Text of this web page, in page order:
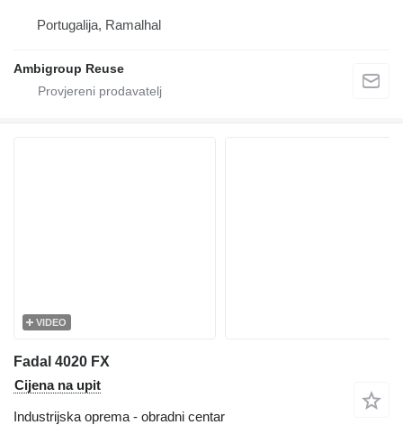
Portugalija, Ramalhal
Ambigroup Reuse
VIDEO
Fadal 4020 FX
Cijena na upit
Industrijska oprema - obradni centar